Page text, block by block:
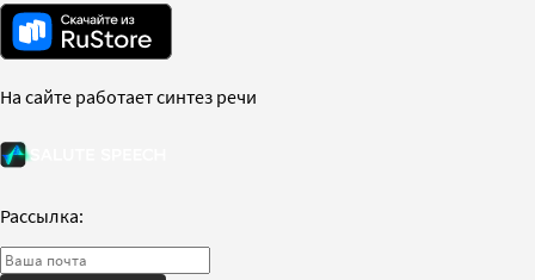
На сайте работает синтез речи
Рассылка: